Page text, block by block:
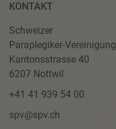
KONTAKT
Schweizer
Paraplegiker-Vereinigung
Kantonsstrasse 40
6207 Nottwil
+41 41 939 54 00
spv@spv.ch